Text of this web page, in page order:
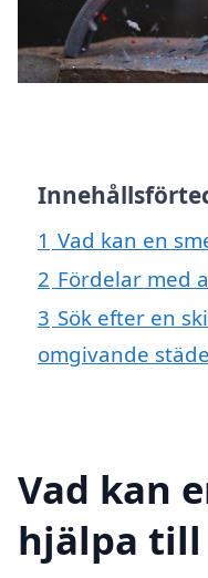
1 Vad kan en
2 Fördelar med
3 Sök efter en
omgivande
Vad kan
hjälpa till